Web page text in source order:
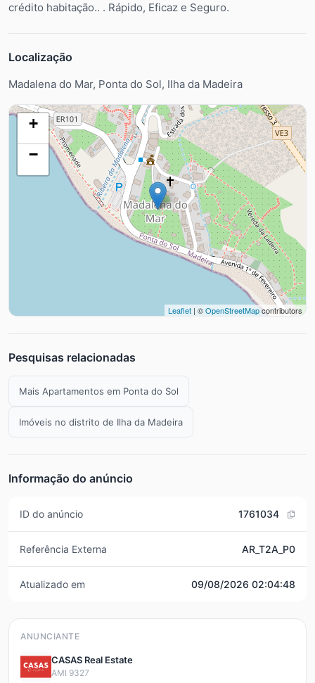
crédito habitação.. . Rápido, Eficaz e Seguro.
Localização
Madalena do Mar, Ponta do Sol, Ilha da Madeira
+
−
Leaflet | ©OpenStreetMapcontributors
Pesquisas relacionadas
Mais Apartamentos em Ponta do Sol
Imóveis no distrito de Ilha da Madeira
Informação do anúncio
ID do anúncio 1761034
Referência Externa AR_T2A_P0
Atualizado em 09/08/2026 02:04:48
ANUNCIANTE
CASAS Real Estate
AMI 9327